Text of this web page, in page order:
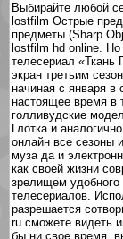
Выбирайте любой
lostfilm Острые
предметы (Sharp
lostfilm hd online.
телесериал «Ткань
экран третьим
начиная с января в
настоящее время в
голливудские
Глотка и
онлайн все сезоны
муза да и
как своей жизни
зрелищем удобного
телесериалов.
разрешается
ru сможете видеть
бы ни свое время,